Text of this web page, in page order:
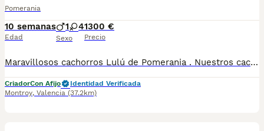
Pomerania
10 semanas
Edad
1 4
Sexo
1300 €
Precio
Maravillosos cachorros Lulú de Pomerania . Nuestros cachorros crecen y viven juntos a nosotros . Tienen muy buen carácter.
CriadorCon Afijo
Identidad Verificada
Montroy, Valencia (37.2km)